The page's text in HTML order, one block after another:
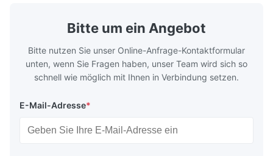
Bitte um ein Angebot
Bitte nutzen Sie unser Online-Anfrage-Kontaktformular
unten, wenn Sie Fragen haben, unser Team wird sich so
schnell wie möglich mit Ihnen in Verbindung setzen.
E-Mail-Adresse*